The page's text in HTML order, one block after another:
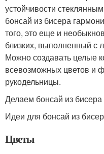
устойчивости
бонсай из бисера
того, это еще и
близких, выполненный с
Можно создавать целые
всевозможных цветов и
рукодельницы.
Делаем бонсай из бисера
Идеи для бонсай из
Цветы